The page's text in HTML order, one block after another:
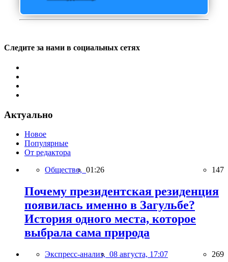
Следите за нами в социальных сетях
Актуально
Новое
Популярные
От редактора
Общество, 01:26 147
Почему президентская резиденция
появилась именно в Загульбе?
История одного места, которое
выбрала сама природа
Экспресс-анализ, 08 августа, 17:07 269